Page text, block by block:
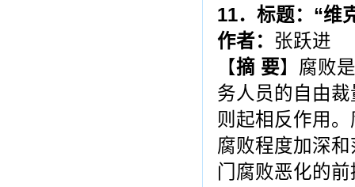
11．标题：“维
作者： 张跃进
【摘 要】腐败
务人员的自由
则起相反作用
腐败程度加深
门腐败恶化的